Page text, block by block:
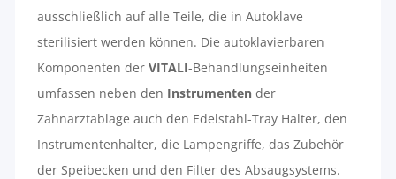
ausschließlich auf alle Teile, die in Autoklave
sterilisiert werden können. Die autoklavierbaren
Komponenten der VITALI-Behandlungseinheiten
umfassen neben den Instrumentender
Zahnarztablage auch den Edelstahl-Tray Halter, den
Instrumentenhalter, die Lampengriffe, das Zubehör
der Speibecken und den Filter des Absaugsystems.